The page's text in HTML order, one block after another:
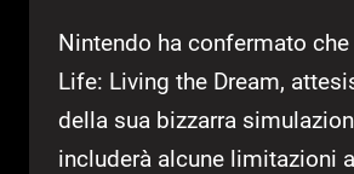
Nintendo ha confermato
Life: Living the Dream,
della sua bizzarra
includerà alcune limitazioni